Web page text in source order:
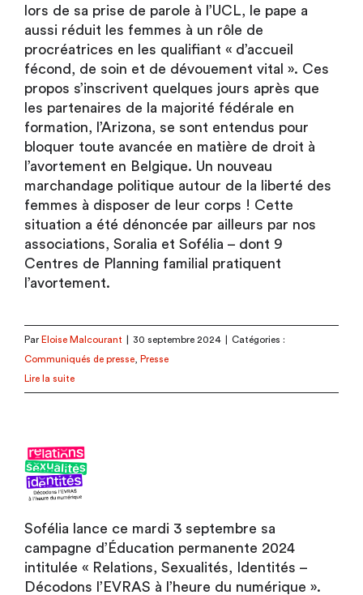
lors de sa prise de parole à l’UCL, le pape a
aussi réduit les femmes à un rôle de
procréatrices en les qualifiant « d’accueil
fécond, de soin et de dévouement vital ». Ces
propos s’inscrivent quelques jours après que
les partenaires de la majorité fédérale en
formation, l’Arizona, se sont entendus pour
bloquer toute avancée en matière de droit à
l’avortement en Belgique. Un nouveau
marchandage politique autour de la liberté des
femmes à disposer de leur corps ! Cette
situation a été dénoncée par ailleurs par nos
associations, Soralia et Sofélia – dont 9
Centres de Planning familial pratiquent
l’avortement.
Par Eloise Malcourant 30 septembre 2024
Catégories :
Communiqués de presse
Presse
Lire la suite
Sofélia lance ce mardi 3 septembre sa
campagne d’Éducation permanente 2024
intitulée « Relations, Sexualités, Identités –
Décodons l’EVRAS à l’heure du numérique ».